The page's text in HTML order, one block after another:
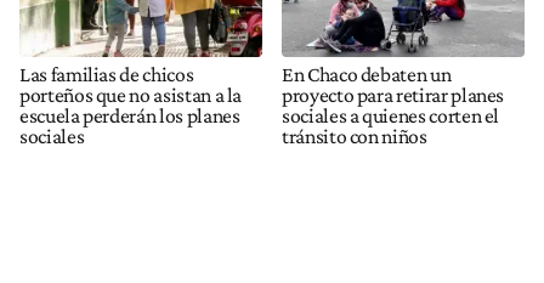
Las familias de chicos
porteños que no asistan a la
escuela perderán los planes
sociales
En Chaco debaten un
proyecto para retirar planes
sociales a quienes corten el
tránsito con niños